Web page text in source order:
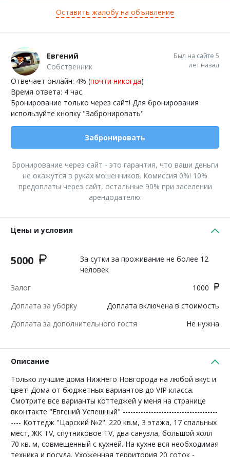
Оставить жалобу на объявление
Евгений
Собственник
Был на сайте 5
лет назад
Отвечает онлайн: 4% (почти никогда)
Время ответа: 4 час.
Бронирование только через сайт! Для бронирования
используйте кнопку "Забронировать"
Забронировать
Бронирование через сайт - это гарантия, что ваши деньги
не окажутся в руках мошенников. Комиссия 0%! 10%
предоплаты через сайт, остальные 90% при заселении
арендодателю.
Цены и условия
5000
За сутки за проживание не более 12
человек
Залог
1000
Доплата за уборку
Доплата включена в стоимость
Доплата за дополнительного гостя
Не нужна
Описание
Только лучшие дома Нижнего Новгорода на любой вкус и
цвет! Дома от бюджетных вариантов до VIP класса.
Смотрите все варианты коттеджей у меня на странице
вконтакте "Евгений Успешный" -------------------------------------
---- Коттедж "Царский №2". 220 кв.м, 3 этажа, 17 спальных
мест, ЖК TV, спутниковое TV, два санузла, большой холл
70 кв. м, совмещенный с кухней. На кухне вся необходимая
техника и посуда. Ухоженная территория 20 соток -